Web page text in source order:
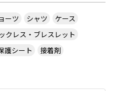
ーツ シャツ
ケース
クレス・ブレスレット
護シート
接着剤